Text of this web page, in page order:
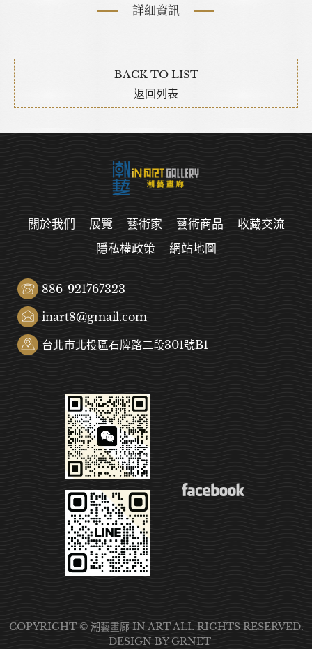
詳細資訊
BACK TO LIST
返回列表
關於我們 展覽 藝術家 藝術商品
收藏交流
隱私權政策
網站地圖
886-921767323
inart8@gmail.com
台北市北投區石牌路二段301號B1
COPYRIGHT © 潮藝畫廊 IN ART ALL RIGHTS RESERVED.
DESIGN BY GRNET